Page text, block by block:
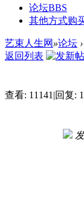
论坛BBS
其他方式购
艺束人生网 »论坛 ›
返回列表
查看: 11141 |回复: 1